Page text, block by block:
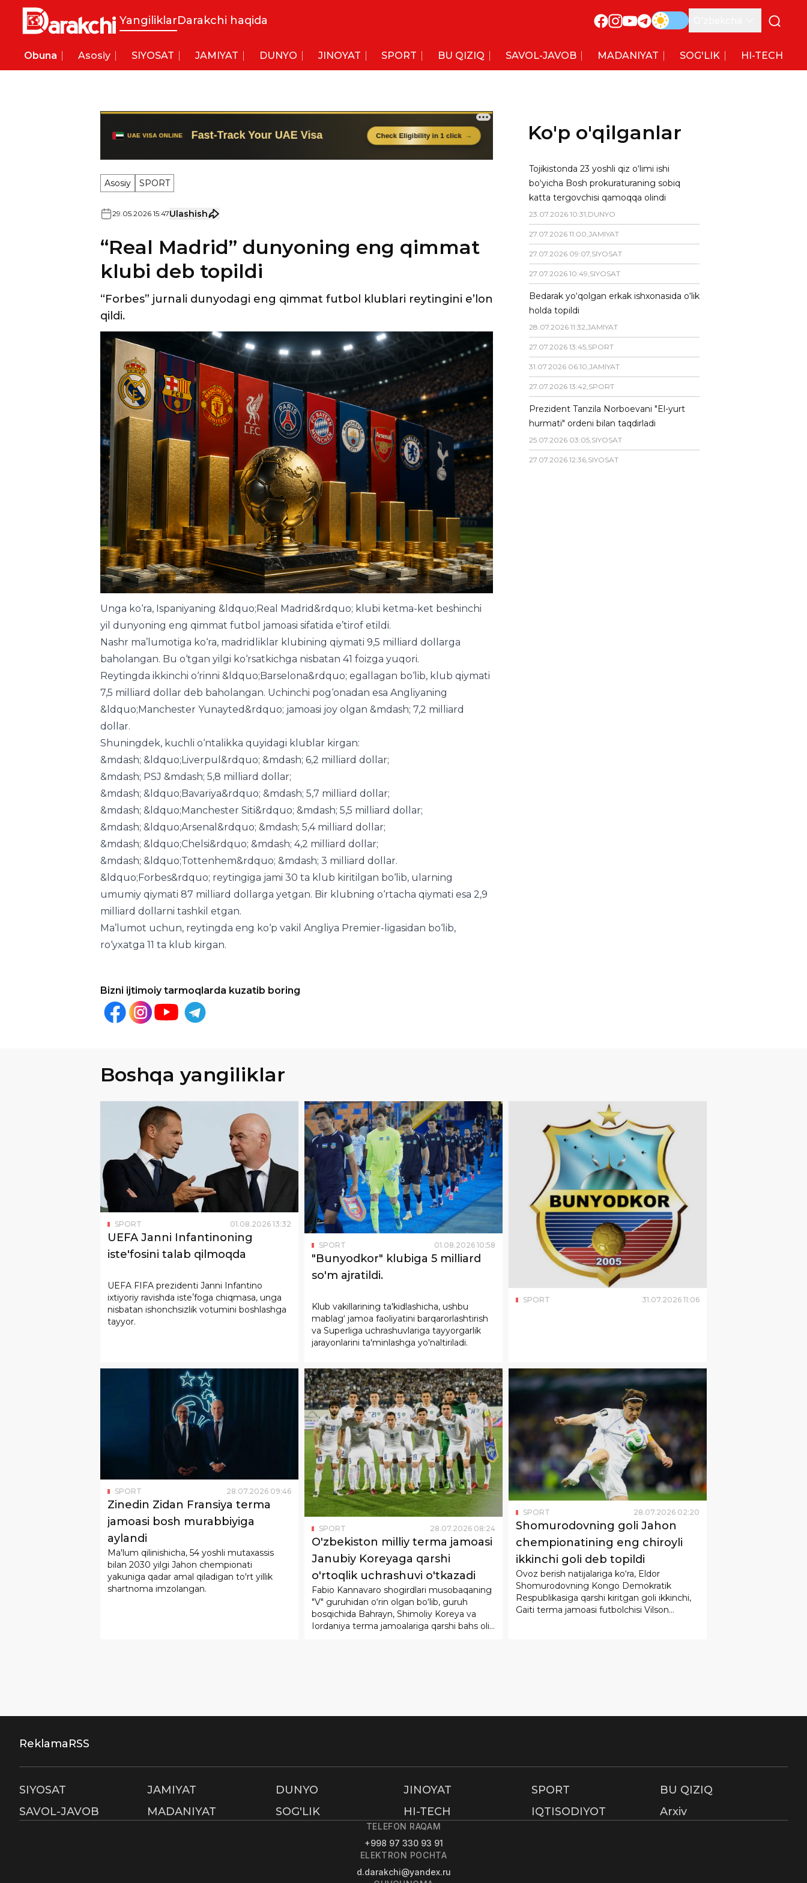
YangiliklarDarakchi haqida
Obuna Asosiy SIYOSAT JAMIYAT DUNYO JINOYAT SPORT BU QIZIQ SAVOL-JAVOB MADANIYAT SOG'LIK HI-TECH
Asosiy SPORT
“Real Madrid” dunyoning eng qimmat
klubi deb topildi
“Forbes” jurnali dunyodagi eng qimmat futbol klublari reytingini e’lon
qildi.
Unga ko‘ra, Ispaniyaning &ldquo;Real Madrid&rdquo; klubi ketma-ket beshinchi
yil dunyoning eng qimmat futbol jamoasi sifatida e’tirof etildi.
Nashr ma’lumotiga ko‘ra, madridliklar klubining qiymati 9,5 milliard dollarga
baholangan. Bu o‘tgan yilgi ko‘rsatkichga nisbatan 41 foizga yuqori.
Reytingda ikkinchi o‘rinni &ldquo;Barselona&rdquo; egallagan bo‘lib, klub qiymati
7,5 milliard dollar deb baholangan. Uchinchi pog‘onadan esa Angliyaning
&ldquo;Manchester Yunayted&rdquo; jamoasi joy olgan &mdash; 7,2 milliard
dollar.
Shuningdek, kuchli o‘ntalikka quyidagi klublar kirgan:
&mdash; &ldquo;Liverpul&rdquo; &mdash; 6,2 milliard dollar;
&mdash; PSJ &mdash; 5,8 milliard dollar;
&mdash; &ldquo;Bavariya&rdquo; &mdash; 5,7 milliard dollar;
&mdash; &ldquo;Manchester Siti&rdquo; &mdash; 5,5 milliard dollar;
&mdash; &ldquo;Arsenal&rdquo; &mdash; 5,4 milliard dollar;
&mdash; &ldquo;Chelsi&rdquo; &mdash; 4,2 milliard dollar;
&mdash; &ldquo;Tottenhem&rdquo; &mdash; 3 milliard dollar.
&ldquo;Forbes&rdquo; reytingiga jami 30 ta klub kiritilgan bo‘lib, ularning
umumiy qiymati 87 milliard dollarga yetgan. Bir klubning o‘rtacha qiymati esa 2,9
milliard dollarni tashkil etgan.
Ma’lumot uchun, reytingda eng ko‘p vakil Angliya Premier-ligasidan bo‘lib,
ro‘yxatga 11 ta klub kirgan.
Bizni ijtimoiy tarmoqlarda kuzatib boring
Ko'p o'qilganlar
Tojikistonda 23 yoshli qiz o‘limi ishi
bo‘yicha Bosh prokuraturaning sobiq
katta tergovchisi qamoqqa olindi
23.07.2026 10:31,DUNYO
27.07.2026 11:00,JAMIYAT
27.07.2026 09:07,SIYOSAT
27.07.2026 10:49,SIYOSAT
Bedarak yo‘qolgan erkak ishxonasida o‘lik
holda topildi
28.07.2026 11:32,JAMIYAT
27.07.2026 13:45,SPORT
31.07.2026 06:10,JAMIYAT
27.07.2026 13:42,SPORT
Prezident Tanzila Norboevani "El-yurt
hurmati" ordeni bilan taqdirladi
25.07.2026 03:05,SIYOSAT
27.07.2026 12:36,SIYOSAT
Boshqa yangiliklar
SPORT 08. 2026
UEFA Janni Infantinoning
iste'fosini talab qilmoqda
UEFA FIFA prezidenti Janni Infantino
ixtiyoriy ravishda isteʼfoga chiqmasa, unga
nisbatan ishonchsizlik votumini boshlashga
SPORT 01.08.2026 10:58
"Bunyodkor" klubiga 5 milliard
so'm ajratildi.
Klub vakillarining ta'kidlashicha, ushbu
mablag‘ jamoa faoliyatini barqarorlashtirish
va Superliga uchrashuvlariga tayyorgarlik
SPORT 31.07.2026
Zinedin Zidan Fransiya terma
jamoasi bosh murabbiyiga
aylandi
Ma'lum qilinishicha, 54 yoshli mutaxassis
bilan 2030 yilgi Jahon chempionati
yakuniga qadar amal qiladigan to'rt yillik
shartnoma imzolangan.
SPORT 28.07.2026 08:24
O'zbekiston milliy terma jamoasi
Janubiy Koreyaga qarshi
o'rtoqlik uchrashuvi o'tkazadi
Fabio Kannavaro shogirdlari musobaqaning
"V" guruhidan o‘rin olgan bo‘lib, guruh
bosqichida Bahrayn, Shimoliy Koreya va
Iordaniya terma jamoalariga qarshi bahs olib
boradi.
SPORT 28 07.2026 02:20
Shomurodovning goli Jahon
chempionatining eng chiroyli
ikkinchi goli deb topildi
Ovoz berish natijalariga ko‘ra, Eldor
Shomurodovning Kongo Demokratik
Respublikasiga qarshi kiritgan goli ikkinchi,
Gaiti terma jamoasi futbolchisi Vilson
Isidorning goli esa uchinchi o‘ringa munosib
deb topildi.
ReklamaRSS
SIYOSAT JAMIYAT DUNYO JINOYAT SPORT
BU QIZIQ
SAVOL-JAVOB
MADANIYAT SOG'LIK HI-TECH IQTISODIYOT Arxiv
TELEFON RAQAM
+998 97 330 93 91
ELEKTRON POCHTA
d.darakchi@yandex.ru